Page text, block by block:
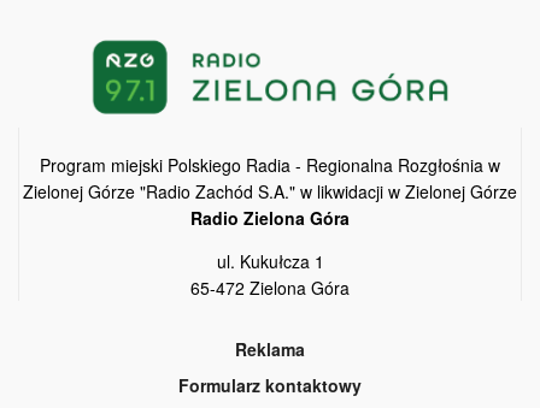
Program miejski Polskiego Radia - Regionalna Rozgłośnia w
Zielonej Górze "Radio Zachód S.A." w likwidacji w Zielonej Górze
Radio Zielona Góra
ul. Kukułcza 1
65-472 Zielona Góra
Reklama
Formularz kontaktowy